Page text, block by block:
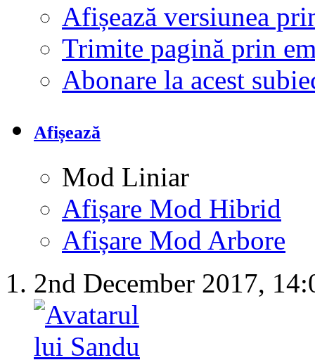
Afișează versiunea
Trimite pagină prin
Abonare la acest
Afișează
Mod Liniar
Afișare Mod Hibrid
Afișare Mod Arbore
2nd December 2017,